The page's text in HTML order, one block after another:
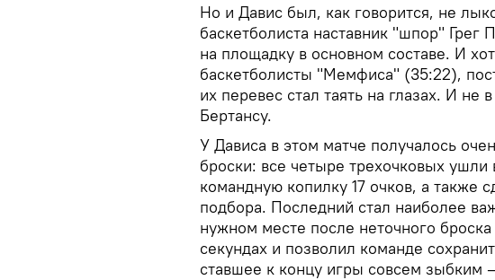
Но и Давис был, как говорится, не
баскетболиста наставник "шпор" Грег
на площадку в основном составе. И
баскетболисты "Мемфиса" (35:22),
их перевес стал таять на глазах. И
Бертансу.
У Дависа в этом матче получалось
броски: все четыре трехочковых ушли
командную копилку 17 очков, а также
подбора. Последний стал наиболее
нужном месте после неточного
секундах и позволил команде
ставшее к концу игры совсем зыбким